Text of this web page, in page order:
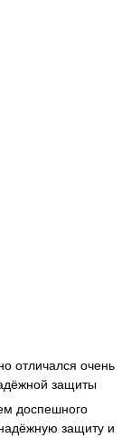
отличался очень
защиты
доспешного
защиту и